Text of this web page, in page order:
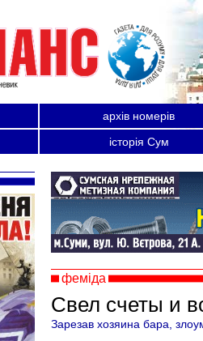
архів номерів
історія Сум
феміда
Cвел счеты и
Зарезав хозяина бара,